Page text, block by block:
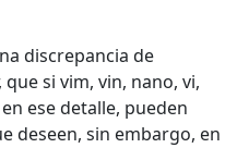
discrepancia de
si vim, vin, nano, vi,
ese detalle, pueden
deseen, sin embargo, en